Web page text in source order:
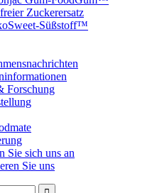
Zuckerersatz
Süßstoff™
Forschung
Sie sich uns an
Sie uns